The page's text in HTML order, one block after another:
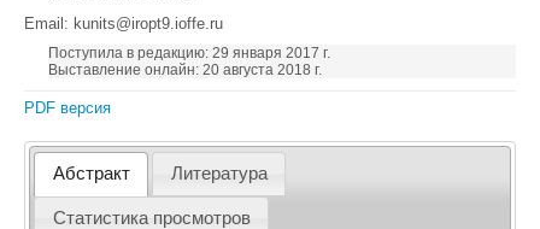
Email: kunits@iropt9.ioffe.ru
Поступила в редакцию: 29 января 2017 г.
Выставление онлайн: 20 августа 2018 г.
PDF версия
Абстракт Литература
Статистика просмотров